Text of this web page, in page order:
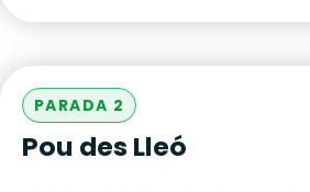
PARADA 2
Pou des Lleó